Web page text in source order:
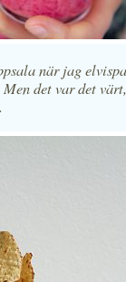
när jag
Men det var det